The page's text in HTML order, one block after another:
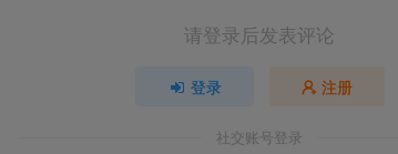
请登录后发表评论
登录 注册
社交账号登录